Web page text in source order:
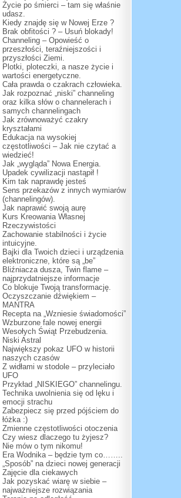
Życie po śmierci – tam się właśnie
udasz.
Kiedy znajdę się w Nowej Erze ?
Brak obfitości ? – Usuń blokady!
Channeling – Opowieść o
przeszłości, teraźniejszości i
przyszłości Ziemi.
Plotki, ploteczki, a nasze życie i
wartości energetyczne.
Cała prawda o czakrach człowieka.
Jak rozpoznać „niski” channeling
oraz kilka słów o channelerach i
samych channelingach
Jak zrównoważyć czakry
kryształami
Edukacja na wysokiej
częstotliwości – Jak nie czytać a
wiedzieć!
Jak „wygląda” Nowa Energia.
Upadek cywilizacji nastąpił !
Kim tak naprawdę jesteś
Sens przekazów z innych wymiarów
(channelingów).
Jak naprawić swoją aurę
Kurs Kreowania Własnej
Rzeczywistości
Zachowanie stabilności i życie
intuicyjne.
Bajki dla Twoich dzieci i urządzenia
elektroniczne, które są „be”
Bliźniacza dusza, Twin flame –
najprzydatniejsze informacje
Co blokuje Twoją transformację.
Oczyszczanie dźwiękiem –
MANTRA
Recepta na „Wzniesie świadomości”
Wzburzone fale nowej energii
Wesołych Świąt Przebudzenia.
Niski Astral
Największy pokaz UFO w historii
naszych czasów
Z widłami w stodole – przyleciało
UFO
Przykład „NISKIEGO” channelingu.
Technika uwolnienia się od lęku i
emocji strachu
Zabezpiecz się przed pójściem do
łóżka :)
Zmienne częstotliwości otoczenia
Czy wiesz dlaczego tu żyjesz?
Nie mów o tym nikomu!
Era Wodnika – będzie tym co……..
„Sposób” na dzieci nowej generacji
Zajęcie dla ciekawych
Jak pozyskać wiarę w siebie –
najważniejsze rozwiązania